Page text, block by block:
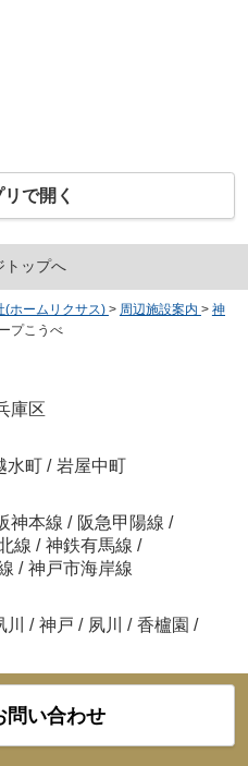
で開く
トップへ
(ホームリクサス) > 周辺施設案内 > 神
プこうべ
庫区
水町 / 岩屋中町
神本線 / 阪急甲陽線 /
線 / 神鉄有馬線 /
/ 神戸市海岸線
/ 神戸 / 夙川 / 香櫨園 /
問い合わせ